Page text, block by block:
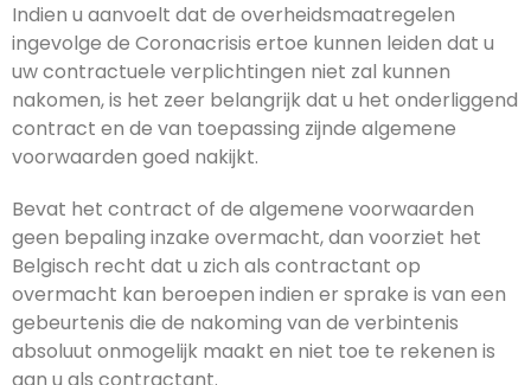
Indien u aanvoelt dat de overheidsmaatregelen
ingevolge de Coronacrisis ertoe kunnen leiden dat u
uw contractuele verplichtingen niet zal kunnen
nakomen, is het zeer belangrijk dat u het onderliggend
contract en de van toepassing zijnde algemene
voorwaarden goed nakijkt.
Bevat het contract of de algemene voorwaarden
geen bepaling inzake overmacht, dan voorziet het
Belgisch recht dat u zich als contractant op
overmacht kan beroepen indien er sprake is van een
gebeurtenis die de nakoming van de verbintenis
absoluut onmogelijk maakt en niet toe te rekenen is
aan u als contractant.